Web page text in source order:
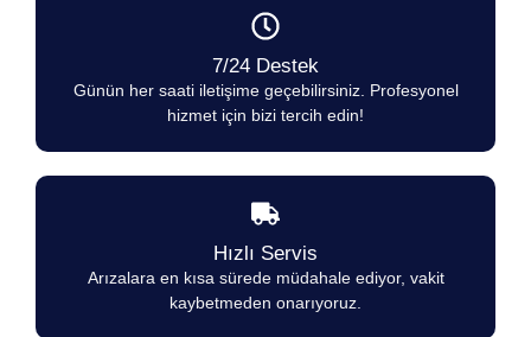
7/24 Destek
Günün her saati iletişime geçebilirsiniz. Profesyonel
hizmet için bizi tercih edin!
Hızlı Servis
Arızalara en kısa sürede müdahale ediyor, vakit
kaybetmeden onarıyoruz.